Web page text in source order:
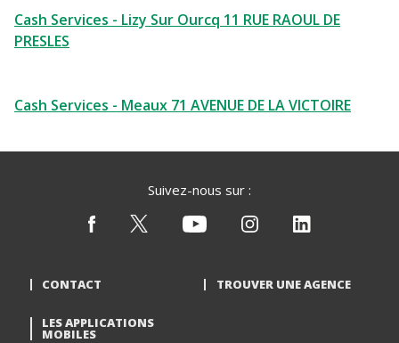
Cash Services - Lizy Sur Ourcq 11 RUE RAOUL DE
PRESLES
Cash Services - Meaux 71 AVENUE DE LA VICTOIRE
Suivez-nous sur :
CONTACT TROUVER UNE AGENCE
LES APPLICATIONS
MOBILES